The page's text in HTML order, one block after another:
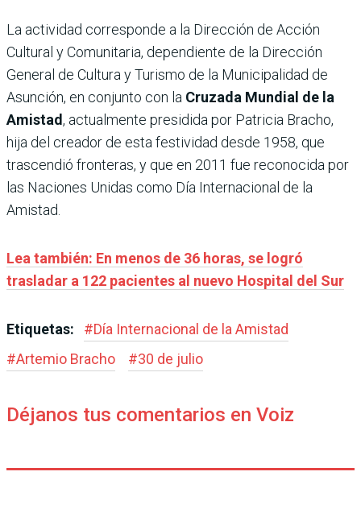
La actividad corresponde a la Dirección de Acción
Cultural y Comunitaria, dependiente de la Dirección
General de Cultura y Turismo de la Municipalidad de
Asunción, en conjunto con la Cruzada Mundial de la
Amistad, actualmente presidida por Patricia Bracho,
hija del creador de esta festividad desde 1958, que
trascendió fronteras, y que en 2011 fue reconocida por
las Naciones Unidas como Día Internacional de la
Amistad.
Lea también: En menos de 36 horas, se logró
trasladar a 122 pacientes al nuevo Hospital del Sur
Etiquetas: #Día Internacional de la Amistad
#Artemio Bracho #30 de julio
Déjanos tus comentarios en Voiz